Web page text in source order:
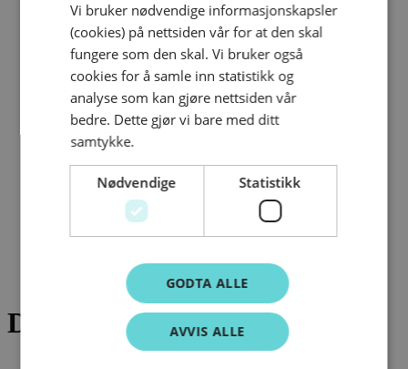
Dokumenter FNF
Dokumenter FNF
Vi bruker nødvendige informasjonskapsler
(cookies) på nettsiden vår for at den skal
fungere som den skal. Vi bruker også
cookies for å samle inn statistikk og
analyse som kan gjøre nettsiden vår
bedre. Dette gjør vi bare med ditt
samtykke.
Nødvendige Statistikk
GODTA ALLE
AVVIS ALLE